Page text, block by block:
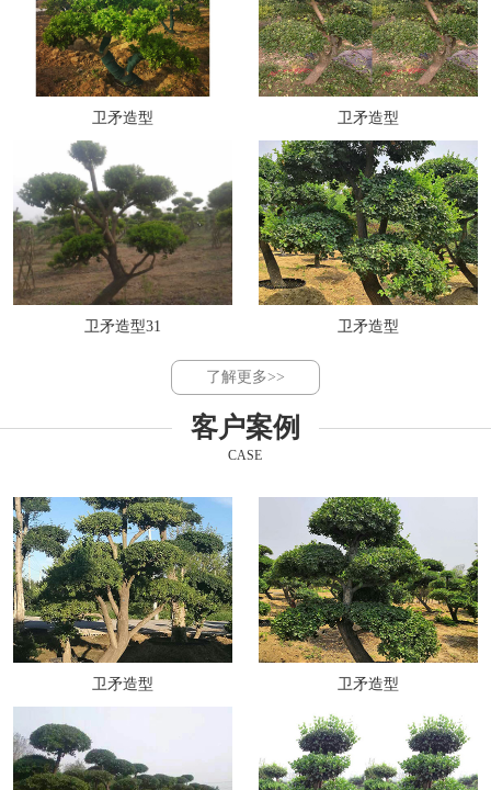
卫矛造型 卫矛造型
卫矛造型31 卫矛造型
了解更多>>
客户案例
CASE
卫矛造型 卫矛造型